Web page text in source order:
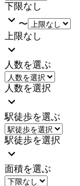
下限なし
〜
上限なし
人数を選ぶ
人数を選択
駅徒歩を選ぶ
駅徒歩を選択
面積を選ぶ